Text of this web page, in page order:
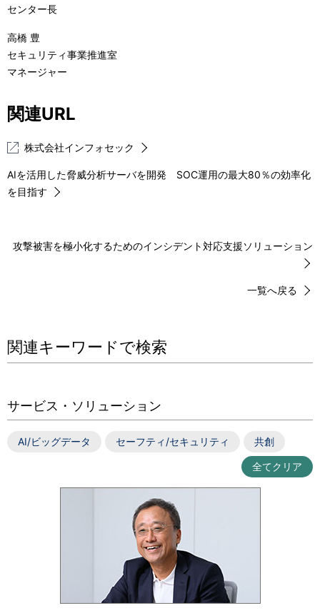
センター長
高橋 豊
セキュリティ事業推進室
マネージャー
関連URL
株式会社インフォセック
AIを活用した脅威分析サーバを開発 SOC運用の最大80％の効率化
を目指す
攻撃被害を極小化するためのインシデント対応支援ソリューション
一覧へ戻る
関連キーワードで検索
サービス・ソリューション
AI/ビッグデータ セーフティ/セキュリティ 共創
全てクリア